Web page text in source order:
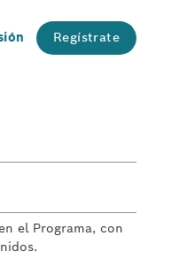
Regístrate
el Programa, con